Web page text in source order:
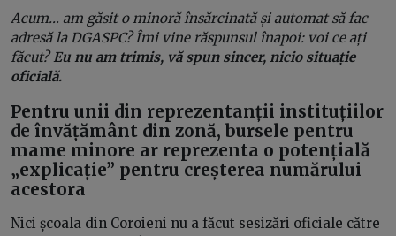
Acum… am găsit o minoră însărcinată și automat să fac
adresă la DGASPC? Îmi vine răspunsul înapoi: voi ce ați
făcut?Eu nu am trimis, vă spun sincer, nicio situație
oficială.
Pentru unii din reprezentanții instituțiilor
de învățământ din zonă, bursele pentru
mame minore ar reprezenta o potențială
„explicație” pentru creșterea numărului
acestora
Nici școala din Coroieni nu a făcut sesizări oficiale către